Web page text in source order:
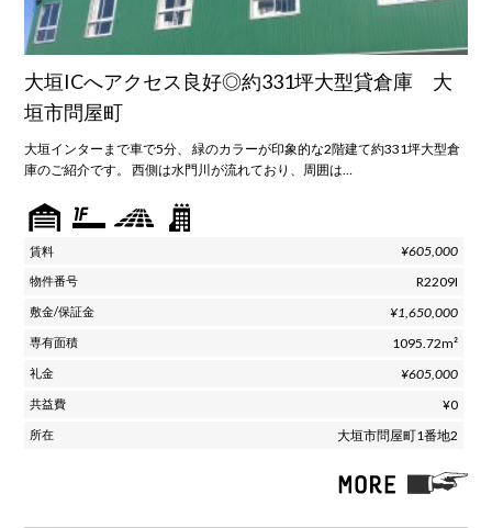
大垣ICへアクセス良好◎約331坪大型貸倉庫 大
垣市問屋町
大垣インターまで車で5分、 緑のカラーが印象的な2階建て約331坪大型倉
庫のご紹介です。 西側は水門川が流れており、周囲は…
¥605,000
R2209I
¥1,650,000
1095.72m²
¥605,000
¥0
大垣市問屋町1番地2